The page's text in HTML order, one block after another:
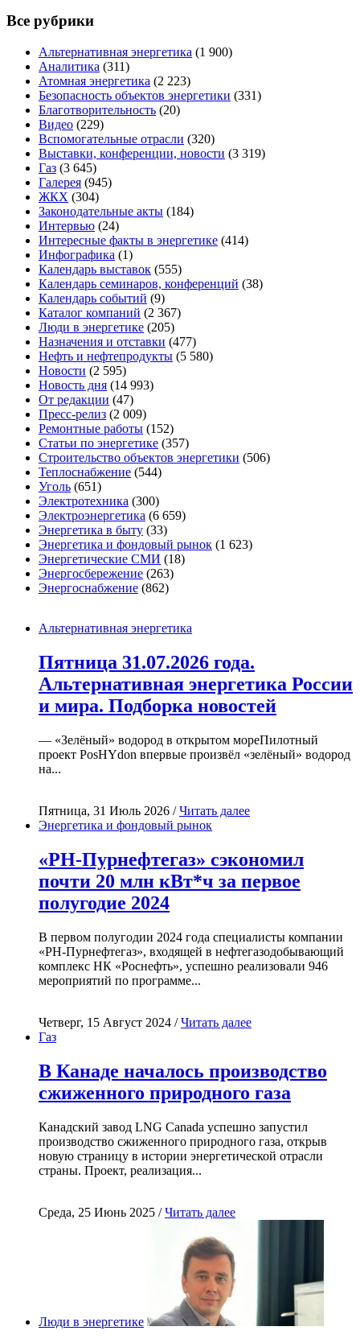
Все рубрики
Альтернативная энергетика (1 900)
Аналитика (311)
Атомная энергетика (2 223)
Безопасность объектов энергетики (331)
Благотворительность (20)
Видео (229)
Вспомогательные отрасли (320)
Выставки, конференции, новости (3 319)
Газ (3 645)
Галерея (945)
ЖКХ (304)
Законодательные акты (184)
Интервью (24)
Интересные факты в энергетике (414)
Инфографика (1)
Календарь выставок (555)
Календарь семинаров, конференций (38)
Календарь событий (9)
Каталог компаний (2 367)
Люди в энергетике (205)
Назначения и отставки (477)
Нефть и нефтепродукты (5 580)
Новости (2 595)
Новость дня (14 993)
От редакции (47)
Пресс-релиз (2 009)
Ремонтные работы (152)
Статьи по энергетике (357)
Строительство объектов энергетики (506)
Теплоснабжение (544)
Уголь (651)
Электротехника (300)
Электроэнергетика (6 659)
Энергетика в быту (33)
Энергетика и фондовый рынок (1 623)
Энергетические СМИ (18)
Энергосбережение (263)
Энергоснабжение (862)
Альтернативная энергетика
Пятница 31.07.2026 года.
Альтернативная энергетика России
и мира. Подборка новостей
— «Зелёный» водород в открытом мореПилотный
проект PosHYdon впервые произвёл «зелёный» водород
на...
Пятница, 31 Июль 2026 /Читать далее
Энергетика и фондовый рынок
«РН-Пурнефтегаз» сэкономил
почти 20 млн кВт*ч за первое
полугодие 2024
В первом полугодии 2024 года специалисты компании
«РН-Пурнефтегаз», входящей в нефтегазодобывающий
комплекс НК «Роснефть», успешно реализовали 946
мероприятий по программе...
Четверг, 15 Август 2024 /Читать далее
Газ
В Канаде началось производство
сжиженного природного газа
Канадский завод LNG Canada успешно запустил
производство сжиженного природного газа, открыв
новую страницу в истории энергетической отрасли
страны. Проект, реализация...
Среда, 25 Июнь 2025 /Читать далее
Люди в энергетике